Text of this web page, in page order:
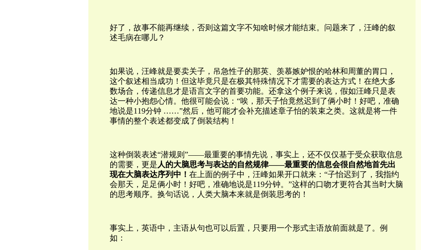
好了，故事不能再继续，否则这篇文字不知啥时候才能结束。问题来了，汪峰的叙
述毛病在哪儿？
如果说，汪峰就是要卖关子，吊急性子的那英、羡慕嫉妒恨的哈林和周董的胃口，
这个叙述相当成功！但这毕竟只是在极其特殊情况下才需要的表达方式！在绝大多
数场合，传递信息才是语言文字的首要功能。还拿这个例子来说，假如汪峰只是表
达一种小抱怨心情。他很可能会说：“唉，那天子怡竟然迟到了俩小时！好吧，准确
地说是119分钟 ……”然后，他可能才会补充描述章子怡的装束之类。这就是将一件
事情的整个表述都变成了倒装结构！
这种倒装表述“潜规则”——最重要的事情先说，事实上，还不仅仅基于受众获取信息
的需要，更是 人的大脑思考与表达的自然规律——最重要的信息会很自然地首先出
现在大脑表达序列中！ 在上面的例子中，汪峰如果开口就来：“子怡迟到了，我指约
会那天，足足俩小时！好吧，准确地说是119分钟。”这样的口吻才更符合其当时大脑
的思考顺序。换句话说，人类大脑本来就是倒装思考的！
事实上，英语中，主语从句也可以后置，只要用一个形式主语放前面就是了。例
如：